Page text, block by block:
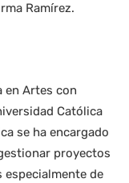
Ramírez.
en Artes con
Católica
se ha encargado
proyectos
de